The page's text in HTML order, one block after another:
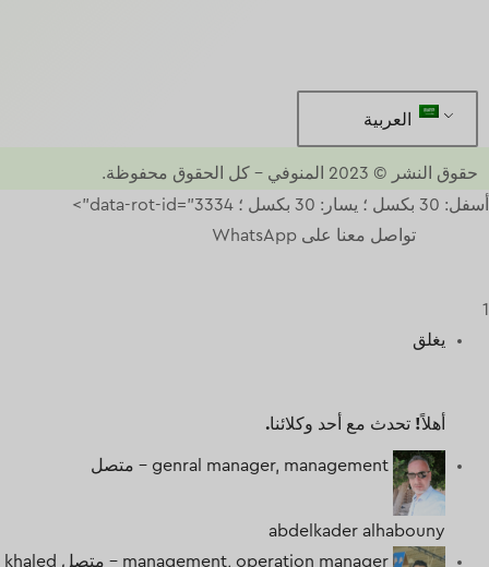
العربية
حقوق النشر © 2023 المنوفي – كل الحقوق محفوظة.
أسفل: 30 بكسل ؛ يسار: 30 بكسل ؛ data-rot-id="3334">
تواصل معنا على WhatsApp
1
يغلق
أهلاً! تحدث مع أحد وكلائنا.
genral manager, management - متصل
abdelkader alhabouny
management, operation manager -
متصل khaled